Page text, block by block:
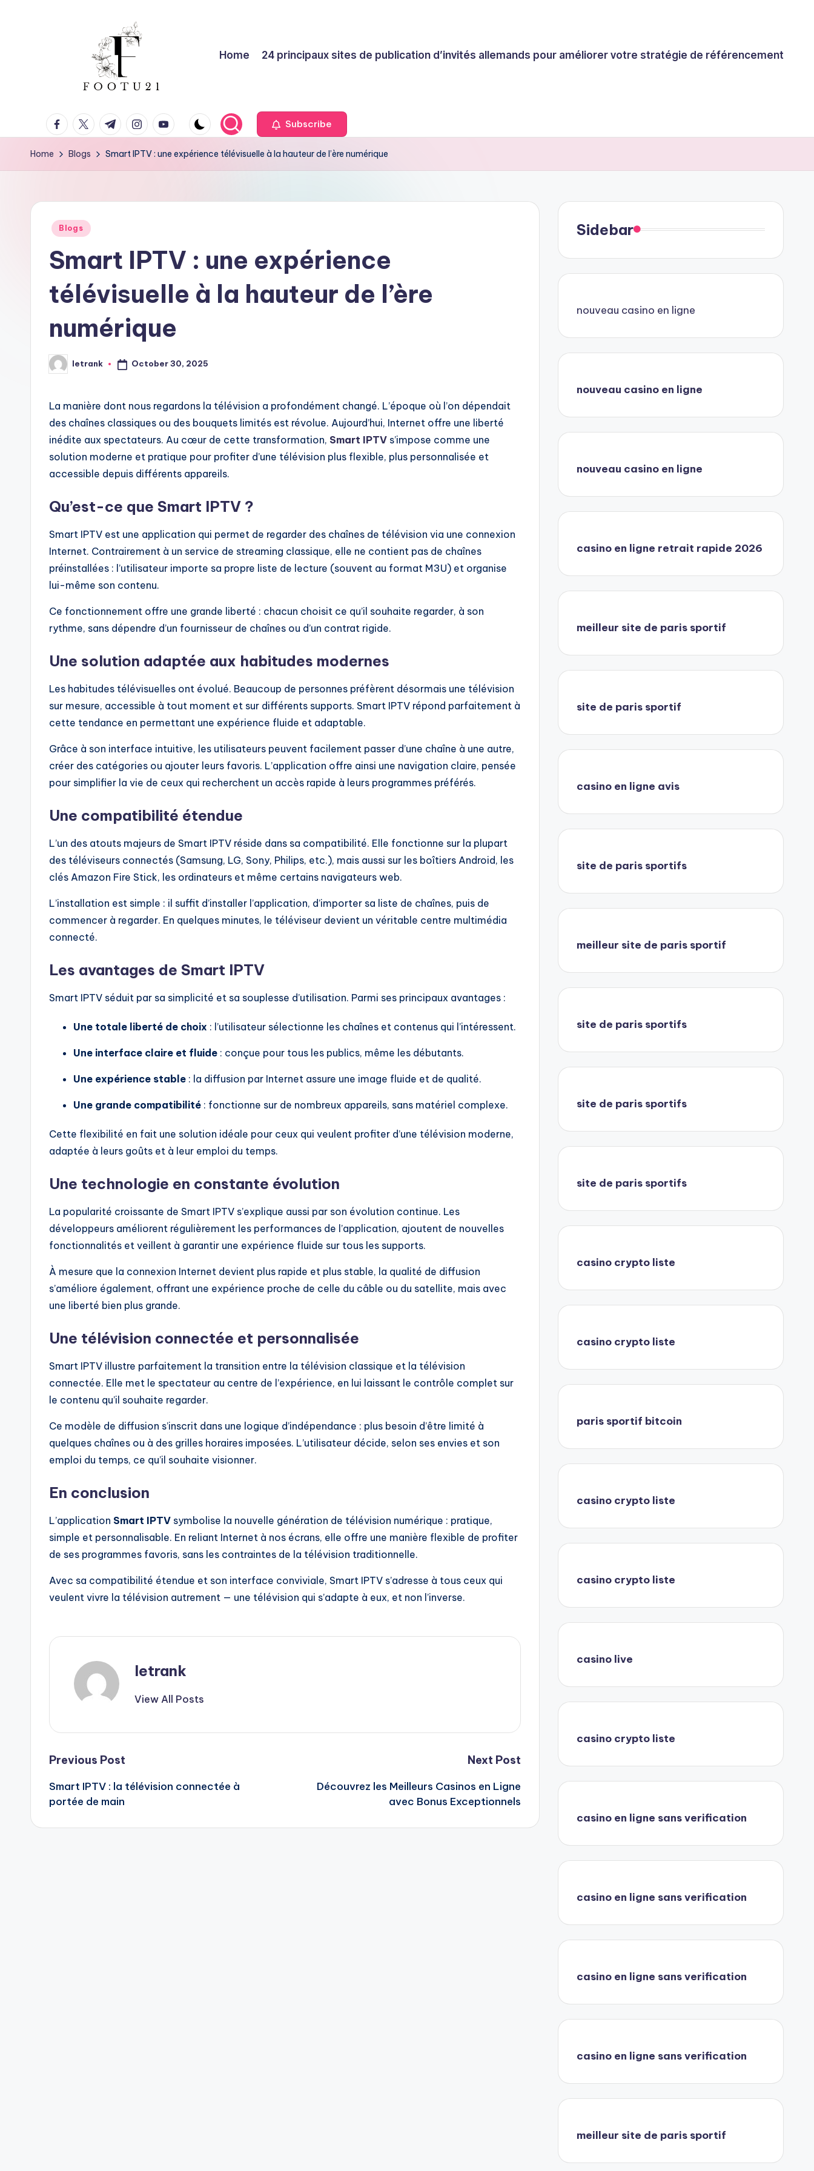
o
o
u
Home 24 principaux sites de publication d’invités allemands pour améliorer votre stratégie de référencement
facebook.com
twitter.com
t.me instagram.com
youtube.com Subscribe
Home Blogs Smart IPTV : une expérience télévisuelle à la hauteur de l’ère numérique
Posted
Blogs
Smart IPTV : une expérience
télévisuelle à la hauteur de l’ère
numérique
Posted
by
letrank October 30, 2025
La manière dont nous regardons la télévision a profondément changé. L’époque où l’on dépendait
des chaînes classiques ou des bouquets limités est révolue. Aujourd’hui, Internet offre une liberté
inédite aux spectateurs. Au cœur de cette transformation, Smart IPTV s’impose comme une
solution moderne et pratique pour profiter d’une télévision plus flexible, plus personnalisée et
accessible depuis différents appareils.
Qu’est-ce que Smart IPTV ?
Smart IPTV est une application qui permet de regarder des chaînes de télévision via une connexion
Internet. Contrairement à un service de streaming classique, elle ne contient pas de chaînes
préinstallées : l’utilisateur importe sa propre liste de lecture (souvent au format M3U) et organise
lui-même son contenu.
Ce fonctionnement offre une grande liberté : chacun choisit ce qu’il souhaite regarder, à son
rythme, sans dépendre d’un fournisseur de chaînes ou d’un contrat rigide.
Une solution adaptée aux habitudes modernes
Les habitudes télévisuelles ont évolué. Beaucoup de personnes préfèrent désormais une télévision
sur mesure, accessible à tout moment et sur différents supports. Smart IPTV répond parfaitement à
cette tendance en permettant une expérience fluide et adaptable.
Grâce à son interface intuitive, les utilisateurs peuvent facilement passer d’une chaîne à une autre,
créer des catégories ou ajouter leurs favoris. L’application offre ainsi une navigation claire, pensée
pour simplifier la vie de ceux qui recherchent un accès rapide à leurs programmes préférés.
Une compatibilité étendue
L’un des atouts majeurs de Smart IPTV réside dans sa compatibilité. Elle fonctionne sur la plupart
des téléviseurs connectés (Samsung, LG, Sony, Philips, etc.), mais aussi sur les boîtiers Android, les
clés Amazon Fire Stick, les ordinateurs et même certains navigateurs web.
L’installation est simple : il suffit d’installer l’application, d’importer sa liste de chaînes, puis de
commencer à regarder. En quelques minutes, le téléviseur devient un véritable centre multimédia
connecté.
Les avantages de Smart IPTV
Smart IPTV séduit par sa simplicité et sa souplesse d’utilisation. Parmi ses principaux avantages :
Une totale liberté de choix : l’utilisateur sélectionne les chaînes et contenus qui l’intéressent.
Une interface claire et fluide : conçue pour tous les publics, même les débutants.
Une expérience stable : la diffusion par Internet assure une image fluide et de qualité.
Une grande compatibilité : fonctionne sur de nombreux appareils, sans matériel complexe.
Cette flexibilité en fait une solution idéale pour ceux qui veulent profiter d’une télévision moderne,
adaptée à leurs goûts et à leur emploi du temps.
Une technologie en constante évolution
La popularité croissante de Smart IPTV s’explique aussi par son évolution continue. Les
développeurs améliorent régulièrement les performances de l’application, ajoutent de nouvelles
fonctionnalités et veillent à garantir une expérience fluide sur tous les supports.
À mesure que la connexion Internet devient plus rapide et plus stable, la qualité de diffusion
s’améliore également, offrant une expérience proche de celle du câble ou du satellite, mais avec
une liberté bien plus grande.
Une télévision connectée et personnalisée
Smart IPTV illustre parfaitement la transition entre la télévision classique et la télévision
connectée. Elle met le spectateur au centre de l’expérience, en lui laissant le contrôle complet sur
le contenu qu’il souhaite regarder.
Ce modèle de diffusion s’inscrit dans une logique d’indépendance : plus besoin d’être limité à
quelques chaînes ou à des grilles horaires imposées. L’utilisateur décide, selon ses envies et son
emploi du temps, ce qu’il souhaite visionner.
En conclusion
L’application Smart IPTV symbolise la nouvelle génération de télévision numérique : pratique,
simple et personnalisable. En reliant Internet à nos écrans, elle offre une manière flexible de profiter
de ses programmes favoris, sans les contraintes de la télévision traditionnelle.
Avec sa compatibilité étendue et son interface conviviale, Smart IPTV s’adresse à tous ceux qui
veulent vivre la télévision autrement — une télévision qui s’adapte à eux, et non l’inverse.
letrank
View All Posts
Post
navigation
Previous Post
Smart IPTV : la télévision connectée à
portée de main
Next Post
Découvrez les Meilleurs Casinos en Ligne
avec Bonus Exceptionnels
Sidebar
nouveau casino en ligne
nouveau casino en ligne
nouveau casino en ligne
casino en ligne retrait rapide 2026
meilleur site de paris sportif
site de paris sportif
casino en ligne avis
site de paris sportifs
meilleur site de paris sportif
site de paris sportifs
site de paris sportifs
site de paris sportifs
casino crypto liste
casino crypto liste
paris sportif bitcoin
casino crypto liste
casino crypto liste
casino live
casino crypto liste
casino en ligne sans verification
casino en ligne sans verification
casino en ligne sans verification
casino en ligne sans verification
meilleur site de paris sportif